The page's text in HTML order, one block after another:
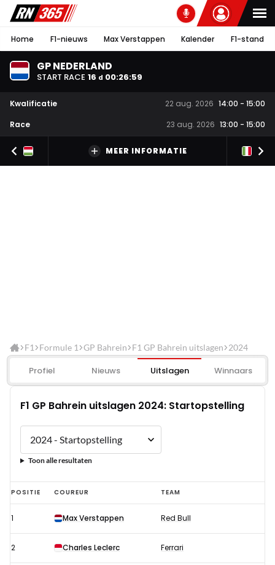
Home F1-nieuws Max Verstappen Kalender F1-stand
GP NEDERLAND
START RACE 16 d 00:26:58
Kwalificatie 22 aug. 2026 14:00 - 15:00
Race
23 aug. 2026 13:00 - 15:00
MEER INFORMATIE
F1 Formule 1 GP Bahrein F1 GP Bahrein uitslagen 2024
Profiel Nieuws Uitslagen Winnaars
F1 GP Bahrein uitslagen 2024: Startopstelling
Toon alle resultaten
F1
GP
Bahrein
uitslagen
POSITIE COUREUR TEAM
1 Max Verstappen Red Bull
2 Charles Leclerc Ferrari